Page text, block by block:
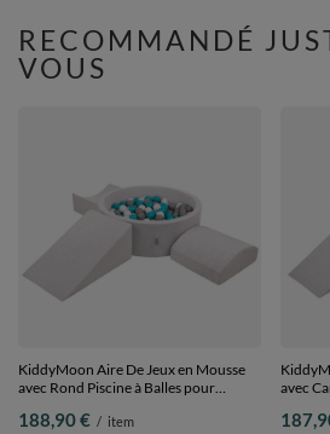
RECOMMANDÉ
VOUS
KiddyMoon Aire De Jeux en Mousse
avec Rond Piscine à Balles pour
gris/blanc/turquoise, Piscine (300
188,90 € / item
avec
gris/